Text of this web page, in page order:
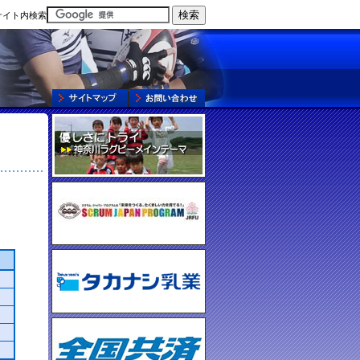
イト内検索